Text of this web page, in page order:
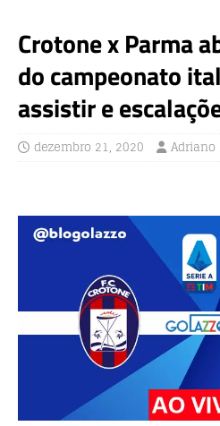
Crotone x Parma
do campeonato
assistir e
dezembro 21, 2020 Adriano